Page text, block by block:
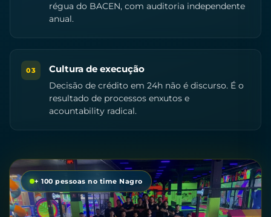
régua do BACEN, com auditoria independente
anual.
03 Cultura de execução
Decisão de crédito em 24h não é discurso. É o
resultado de processos enxutos e
acountability radical.
+ 100 pessoas no time Nagro